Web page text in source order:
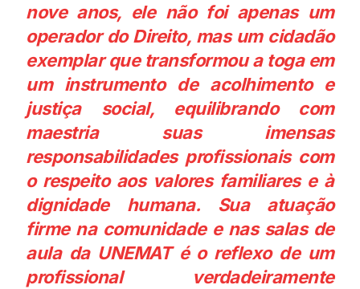
nove anos, ele não foi apenas um
operador do Direito, mas um cidadão
exemplar que transformou a toga em
um instrumento de acolhimento e
justiça social, equilibrando com
maestria suas imensas
responsabilidades profissionais com
o respeito aos valores familiares e à
dignidade humana. Sua atuação
firme na comunidade e nas salas de
aula da UNEMAT é o reflexo de um
profissional verdadeiramente